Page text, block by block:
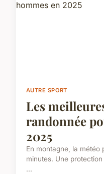
AUTRE SPORT
Les
randonnée
2025
En montagne, la météo
minutes. Une
...